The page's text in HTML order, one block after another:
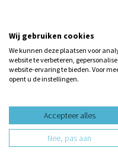
ook niet zo
citaten die Jezus
in veel Engelse
Geen reacties
Wij gebruiken cookies
We kunnen deze plaatsen voor
website te verbeteren,
website-ervaring te bieden. Voor
opent u de instellingen.
Accepteer alles
Nee, pas aan